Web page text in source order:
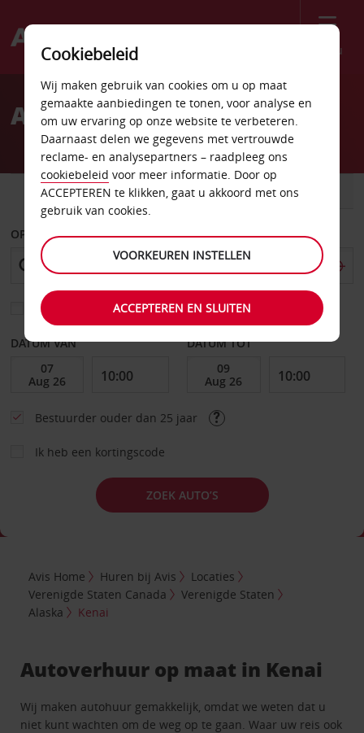
Menu
Welcome
AvisAutoverhuur Kenai
AUTO BESTELWAGEN
OPHALEN OP
Kies een ander afleverpunt
DATUM VAN DATUM TOT
Bestuurder ouder dan 25 jaar
Ik heb een kortingscode
ZOEK AUTO’S
Avis Home Huren bij Avis
Locaties
Verenigde Staten Canada
Verenigde Staten
Alaska
Kenai
Autoverhuur op maat in Kenai
Wij maken autohuur gemakkelijk, omdat we weten dat u
niet kunt wachten om de weg op te gaan. Waar uw reis ook
Cookiebeleid
Wij maken gebruik van cookies om u op maat
gemaakte aanbiedingen te tonen, voor analyse en
om uw ervaring op onze website te verbeteren.
Daarnaast delen we gegevens met vertrouwde
reclame- en analysepartners – raadpleeg ons
cookiebeleid voor meer informatie. Door op
ACCEPTEREN te klikken, gaat u akkoord met ons
gebruik van cookies.
VOORKEUREN INSTELLEN
ACCEPTEREN EN SLUITEN